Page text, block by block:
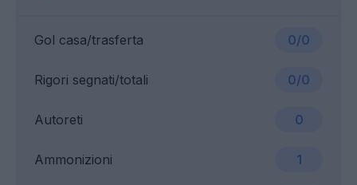
Gol casa/trasferta 0/0
Ammonizioni 1
Rigori segnati/totali 0/0
Autoreti 0